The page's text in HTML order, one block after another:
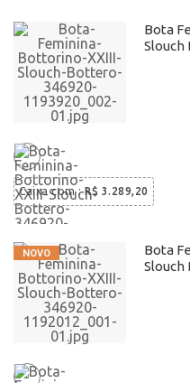
Bota
Slouch
Caixa com: R$ 3.289,20
Bota
Slouch